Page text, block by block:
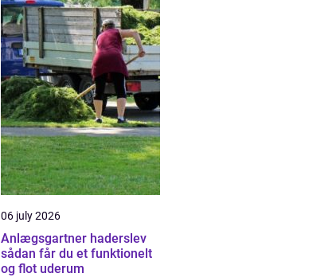
06 july 2026
Anlægsgartner haderslev
sådan får du et funktionelt
og flot uderum